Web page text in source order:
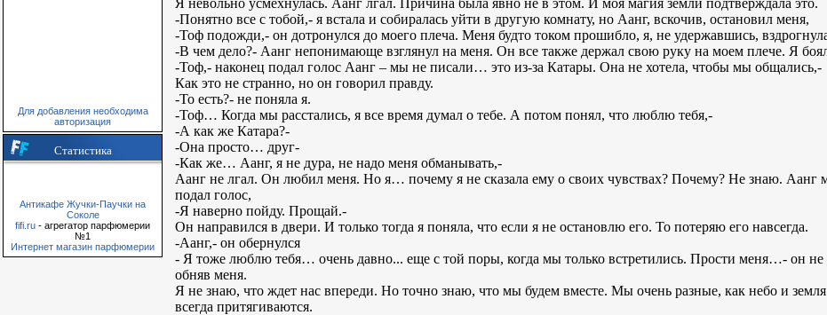
Для добавления необходима
авторизация
Статистика
Антикафе Жучки-Паучки на
Соколе
fifi.ru - агрегатор парфюмерии
№1
Интернет магазин парфюмерии
Я невольно усмехнулась. Аанг лгал. Причина была явно не в этом. И моя магия земли подтверждала это.
-Понятно все с тобой,- я встала и собиралась уйти в другую комнату, но Аанг, вскочив, остановил меня,
-Тоф подожди,- он дотронулся до моего плеча. Меня будто током прошибло, я, не удержавшись,
-В чем дело?- Аанг непонимающе взглянул на меня. Он все также держал свою руку на моем плече. Я
-Тоф,- наконец подал голос Аанг – мы не писали… это из-за Катары. Она не хотела, чтобы мы общались,-
Как это не странно, но он говорил правду.
-То есть?- не поняла я.
-Тоф… Когда мы расстались, я все время думал о тебе. А потом понял, что люблю тебя,-
-А как же Катара?-
-Она просто… друг-
-Как же… Аанг, я не дура, не надо меня обманывать,-
Аанг не лгал. Он любил меня. Но я… почему я не сказала ему о своих чувствах? Почему? Не знаю. Аанг
подал голос,
-Я наверно пойду. Прощай.-
Он направился в двери. И только тогда я поняла, что если я не остановлю его. То потеряю его навсегда.
-Аанг,- он обернулся
- Я тоже люблю тебя… очень давно... еще с той поры, когда мы только встретились. Прости меня…- он не
обняв меня.
Я не знаю, что ждет нас впереди. Но точно знаю, что мы будем вместе. Мы очень разные, как небо и
всегда притягиваются.